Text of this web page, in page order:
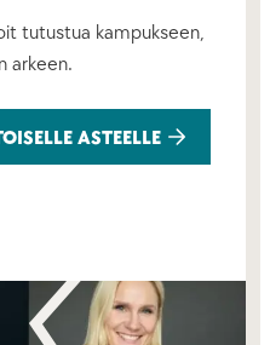
tutustua kampukseen,
arkeen.
ASTEELLE